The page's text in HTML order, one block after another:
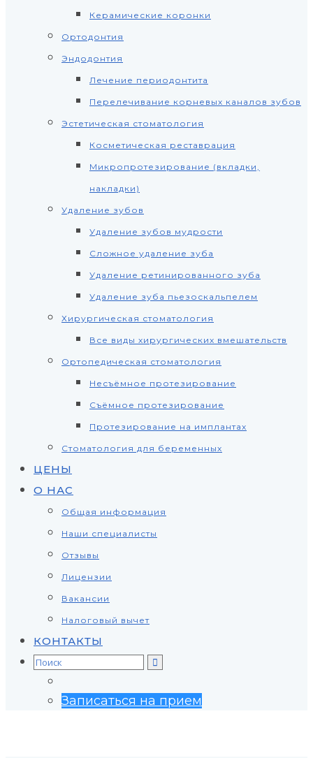
Керамические коронки
Ортодонтия
Эндодонтия
Лечение периодонтита
Перелечивание корневых каналов зубов
Эстетическая стоматология
Косметическая реставрация
Микропротезирование (вкладки,
накладки)
Удаление зубов
Удаление зубов мудрости
Сложное удаление зуба
Удаление ретинированного зуба
Удаление зуба пьезоскальпелем
Хирургическая стоматология
Все виды хирургических вмешательств
Ортопедическая стоматология
Несъёмное протезирование
Съёмное протезирование
Протезирование на имплантах
Стоматология для беременных
ЦЕНЫ
О НАС
Общая информация
Наши специалисты
Отзывы
Лицензии
Вакансии
Налоговый вычет
КОНТАКТЫ
Search
for:
Записаться на прием